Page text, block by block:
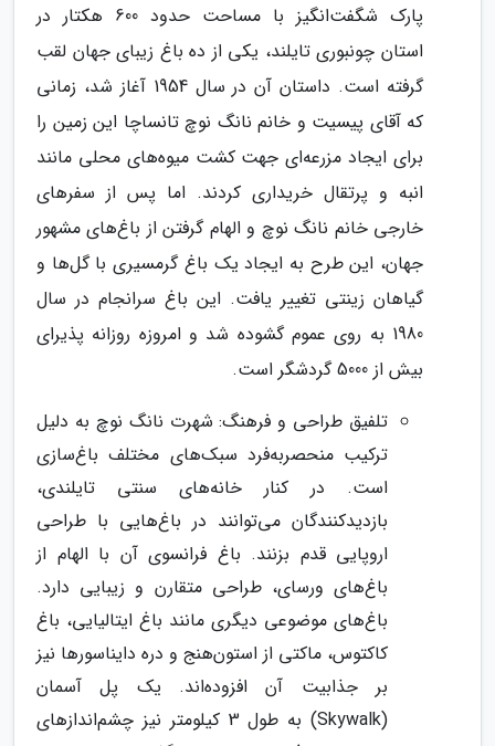
پارک شگفت‌انگیز با مساحت حدود 600 هکتار در
استان چونبوری تایلند، یکی از ده باغ زیبای جهان لقب
گرفته است. داستان آن در سال 1954 آغاز شد، زمانی
که آقای پیسیت و خانم نانگ نوچ تانساچا این زمین را
برای ایجاد مزرعه‌ای جهت کشت میوه‌های محلی مانند
انبه و پرتقال خریداری کردند. اما پس از سفرهای
خارجی خانم نانگ نوچ و الهام گرفتن از باغ‌های مشهور
جهان، این طرح به ایجاد یک باغ گرمسیری با گل‌ها و
گیاهان زینتی تغییر یافت. این باغ سرانجام در سال
1980 به روی عموم گشوده شد و امروزه روزانه پذیرای
بیش از 5000 گردشگر است.
تلفیق طراحی و فرهنگ: شهرت نانگ نوچ به دلیل
ترکیب منحصربه‌فرد سبک‌های مختلف باغ‌سازی
است. در کنار خانه‌های سنتی تایلندی،
بازدیدکنندگان می‌توانند در باغ‌هایی با طراحی
اروپایی قدم بزنند. باغ فرانسوی آن با الهام از
باغ‌های ورسای، طراحی متقارن و زیبایی دارد.
باغ‌های موضوعی دیگری مانند باغ ایتالیایی، باغ
کاکتوس، ماکتی از استون‌هنج و دره دایناسورها نیز
بر جذابیت آن افزوده‌اند. یک پل آسمان
(Skywalk) به طول 3 کیلومتر نیز چشم‌اندازهای